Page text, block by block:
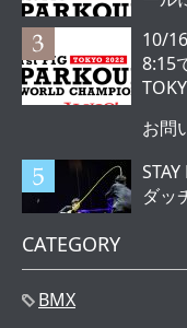
10/
8:15
お問
ダッ
CATEGORY
BMX